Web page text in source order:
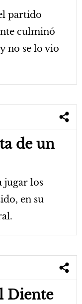
partido
culminó
no se lo vio
de un
jugar los
en su
Diente